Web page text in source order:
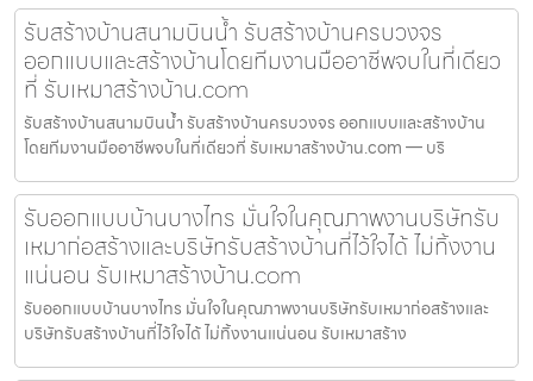
รับสร้างบ้านสนามบินน้ำ รับสร้างบ้านครบวงจร
ออกแบบและสร้างบ้านโดยทีมงานมืออาชีพจบในที่เดียว
ที่ รับเหมาสร้างบ้าน.com
รับสร้างบ้านสนามบินน้ำ รับสร้างบ้านครบวงจร ออกแบบและสร้างบ้าน
โดยทีมงานมืออาชีพจบในที่เดียวที่ รับเหมาสร้างบ้าน.com — บริ
รับออกแบบบ้านบางไทร มั่นใจในคุณภาพงานบริษัทรับ
เหมาก่อสร้างและบริษัทรับสร้างบ้านที่ไว้ใจได้ ไม่ทิ้งงาน
แน่นอน รับเหมาสร้างบ้าน.com
รับออกแบบบ้านบางไทร มั่นใจในคุณภาพงานบริษัทรับเหมาก่อสร้างและ
บริษัทรับสร้างบ้านที่ไว้ใจได้ ไม่ทิ้งงานแน่นอน รับเหมาสร้าง